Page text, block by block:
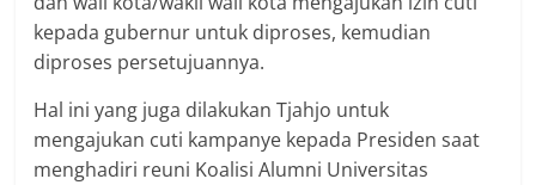
kepada gubernur untuk diproses, kemudian
diproses persetujuannya.
Hal ini yang juga dilakukan Tjahjo untuk
mengajukan cuti kampanye kepada Presiden saat
menghadiri reuni Koalisi Alumni Universitas